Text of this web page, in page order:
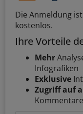
Die Anmeldung
kostenlos.
Ihre Vorteile
Mehr
Infografiken
Exklusive
Zugriff auf
Kommentare